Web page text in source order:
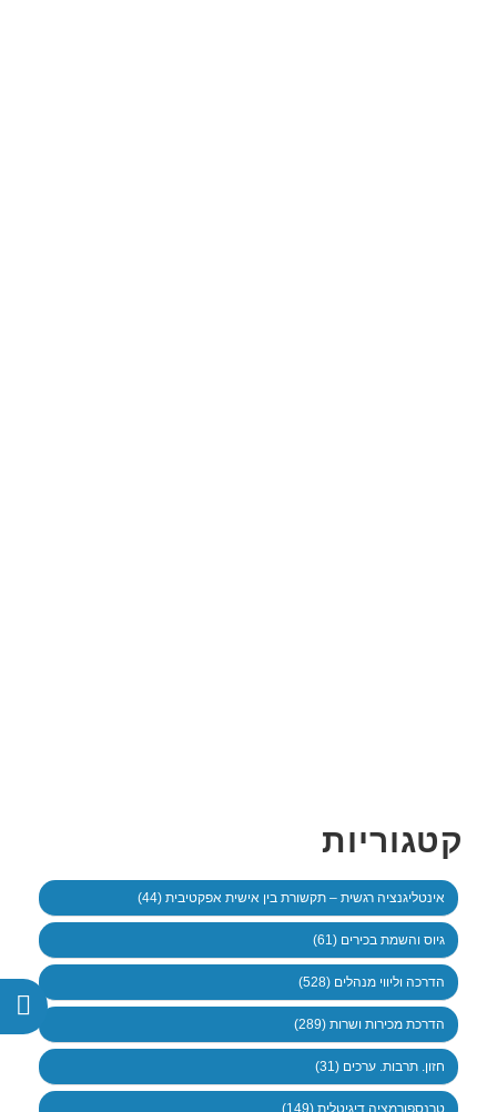
קטגוריות
אינטליגנציה רגשית – תקשורת בין אישית אפקטיבית (44)
גיוס והשמת בכירים (61)
הדרכה וליווי מנהלים (528)
הדרכת מכירות ושרות (289)
חזון. תרבות. ערכים (31)
טרנספורמציה דיגיטלית (149)